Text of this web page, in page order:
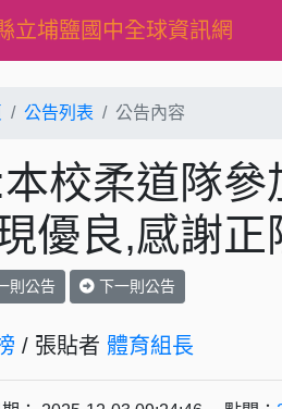
立埔鹽國中全球資訊網
公告列表 公告內容
校柔道隊
優良,感謝
則公告 下一則公告
/ 張貼者 體育組長